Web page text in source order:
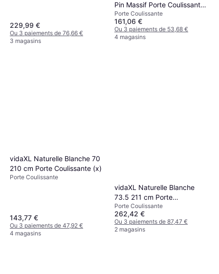
229,99 €
Ou 3 paiements de 76,66 €
3 magasins
Pin Massif Porte Coulissante
(x)
Porte Coulissante
161,06 €
Ou 3 paiements de 53,68 €
4 magasins
vidaXL Naturelle Blanche 70
210 cm Porte Coulissante (x)
Porte Coulissante
143,77 €
Ou 3 paiements de 47,92 €
4 magasins
vidaXL Naturelle Blanche
73.5 211 cm Porte
Coulissante (x)
Porte Coulissante
262,42 €
Ou 3 paiements de 87,47 €
2 magasins